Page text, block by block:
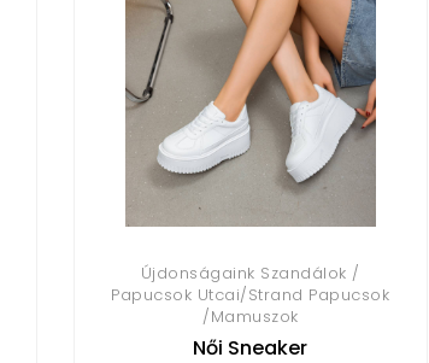
Újdonságaink Szandálok /
Papucsok Utcai/Strand Papucsok
/Mamuszok
Női Sneaker